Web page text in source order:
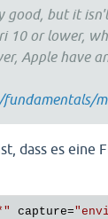
good, but it
10 or lower,
Apple have
dass es eine
capture=